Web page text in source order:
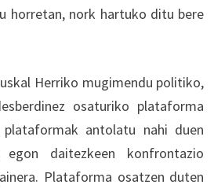
horretan, nork hartuko ditu bere
Herriko mugimendu politiko,
osaturiko plataforma
antolatu nahi duen
egon daitezkeen konfrontazio
Plataforma osatzen duten